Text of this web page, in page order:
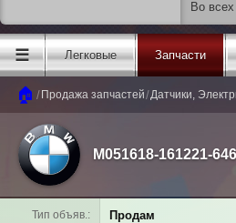
☰ Легковые Запчасти
🏠 / Продажа запчастей/Датчики,
M051618-161221-
Тип объяв. Продам